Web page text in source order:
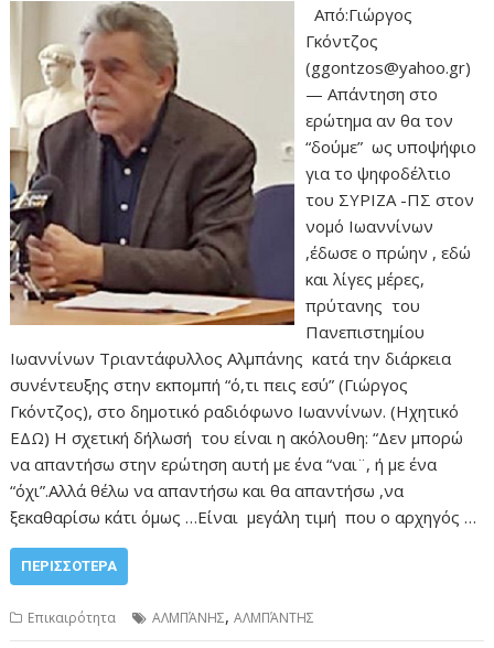
Από:Γιώργος
Γκόντζος
(ggontzos@yahoo.gr)
— Απάντηση στο
ερώτημα αν θα τον
“δούμε” ως υποψήφιο
για το ψηφοδέλτιο
του ΣΥΡΙΖΑ -ΠΣ στον
νομό Ιωαννίνων
,έδωσε ο πρώην , εδώ
και λίγες μέρες,
πρύτανης του
Πανεπιστημίου
Ιωαννίνων Τριαντάφυλλος Αλμπάνης κατά την διάρκεια
συνέντευξης στην εκπομπή “ό,τι πεις εσύ” (Γιώργος
Γκόντζος), στο δημοτικό ραδιόφωνο Ιωαννίνων. (Ηχητικό
ΕΔΩ) Η σχετική δήλωσή του είναι η ακόλουθη: “Δεν μπορώ
να απαντήσω στην ερώτηση αυτή με ένα “ναι¨, ή με ένα
“όχι”.Αλλά θέλω να απαντήσω και θα απαντήσω ,να
ξεκαθαρίσω κάτι όμως …Είναι μεγάλη τιμή που ο αρχηγός …
ΠΕΡΙΣΣΌΤΕΡΑ
Επικαιρότητα ΑΛΜΠΆΝΗΣ,ΑΛΜΠΆΝΤΗΣ